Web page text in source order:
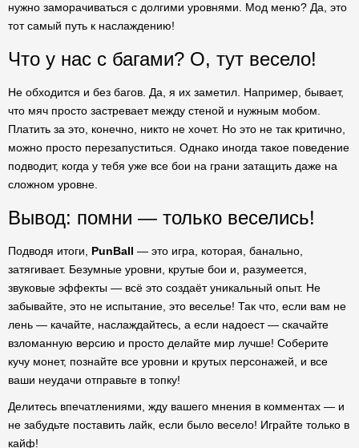
нужно заморачиваться с долгими уровнями. Мод меню? Да, это
тот самый путь к наслаждению!
Что у нас с багами? О, тут весело!
Не обходится и без багов. Да, я их заметил. Например, бывает,
что мяч просто застревает между стеной и нужным мобом.
Платить за это, конечно, никто не хочет. Но это не так критично,
можно просто перезапуститься. Однако иногда такое поведение
подводит, когда у тебя уже все бои на грани затащить даже на
сложном уровне.
Вывод: помни — только веселись!
Подводя итоги, PunBall — это игра, которая, банально,
затягивает. Безумные уровни, крутые бои и, разумеется,
звуковые эффекты — всё это создаёт уникальный опыт. Не
забывайте, это не испытание, это веселье! Так что, если вам не
лень — качайте, наслаждайтесь, а если надоест — скачайте
взломанную версию и просто делайте мир лучше! Соберите
кучу монет, познайте все уровни и крутых персонажей, и все
ваши неудачи отправьте в топку!
Делитесь впечатлениями, жду вашего мнения в комментах — и
не забудьте поставить лайк, если было весело! Играйте только в
кайф!